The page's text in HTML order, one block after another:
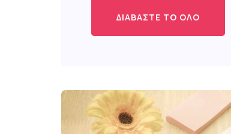
ΔΙΑΒΆΣΤΕ ΤΟ ΌΛΟ